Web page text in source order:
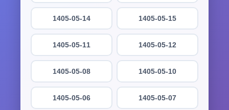
1405-05-15
1405-05-14
1405-05-12
1405-05-11
1405-05-10
1405-05-08
1405-05-07
1405-05-06